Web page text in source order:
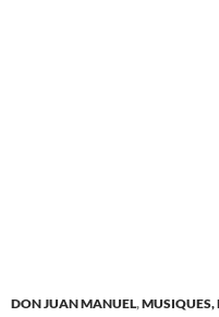
DON JUAN MANUEL,MUSIQUES,